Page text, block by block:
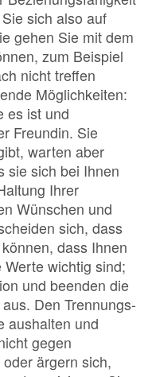
sich also auf
gehen Sie mit dem
zum Beispiel
nicht treffen
Möglichkeiten:
es ist und
Freundin. Sie
warten aber
sie sich bei Ihnen
Ihrer
Wünschen und
sich, dass
dass Ihnen
wichtig sind;
und beenden die
Den Trennungs-
aushalten und
gegen
ärgern sich,